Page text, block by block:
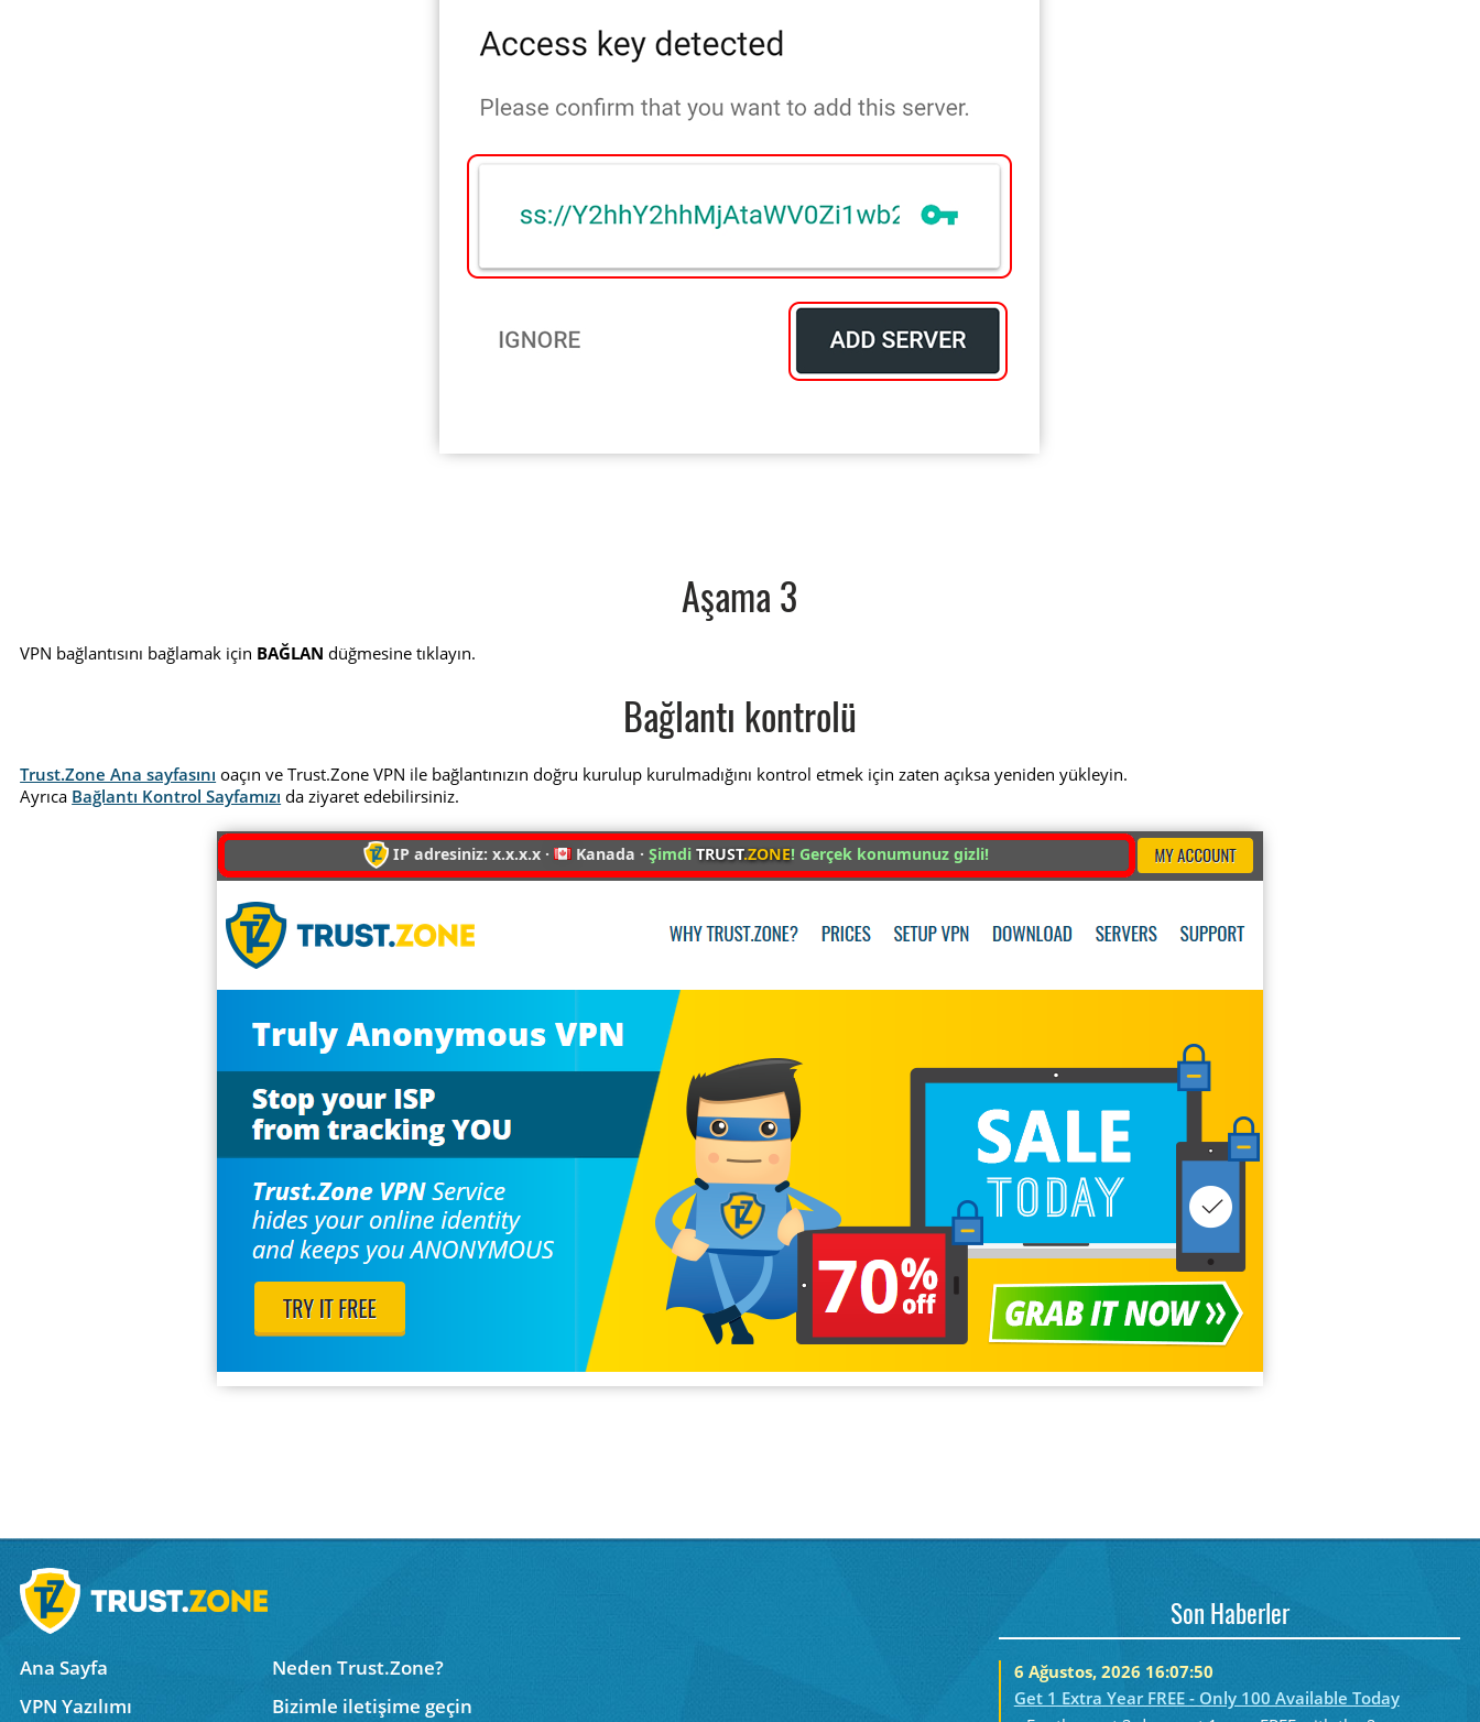
Aşama 3
VPN bağlantısını bağlamak için BAĞLAN düğmesine tıklayın.
Bağlantı kontrolü
Trust.Zone Ana sayfasını oaçın ve Trust.Zone VPN ile bağlantınızın doğru kurulup kurulmadığını kontrol etmek için zaten açıksa yeniden yükleyin.
Ayrıca Bağlantı Kontrol Sayfamızı da ziyaret edebilirsiniz.
IP adresiniz: x.x.x.x · Kanada · Şimdi TRUST.ZONE! Gerçek konumunuz gizli!
Ana Sayfa
Neden Trust.Zone?
VPN Yazılımı
Bizimle iletişime geçin
Son Haberler
6 Ağustos, 2026 16:07:50
Get 1 Extra Year FREE - Only 100 Available Today